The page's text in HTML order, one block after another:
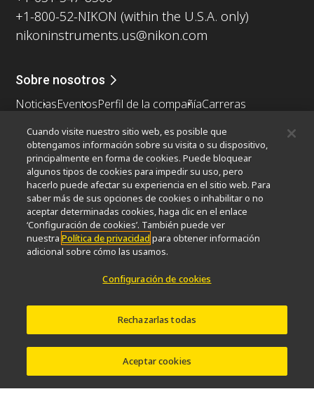
+1-800-52-NIKON (within the U.S.A. only)
nikoninstruments.us@nikon.com
Sobre nosotros
NoticiasEventosPerfil de la compañíaCarreras
Nikon Microscopes 100th Anniversary
Popular Links
Últimas noticias y novedadesSelector de objetivos
Resolution CalculatorPubScopeOEM
Nikon Small World
MicroscopyU
Otros Productos Nikon
Productos de imagen
Sistemas de litografía semiconductores
Sistemas de litografía FPD
Cuando visite nuestro sitio web, es posible que
obtengamos información sobre su visita o su dispositivo,
principalmente en forma de cookies. Puede bloquear
algunos tipos de cookies para impedir su uso, pero
hacerlo puede afectar su experiencia en el sitio web. Para
saber más de sus opciones de cookies o inhabilitar o no
aceptar determinadas cookies, haga clic en el enlace
‘Configuración de cookies’. También puede ver
nuestraPolítica de privacidad para obtener información
adicional sobre cómo las usamos.
Configuración de cookies
Rechazarlas todas
Aceptar cookies